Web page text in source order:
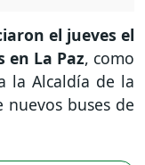
el jueves el
La Paz, como
la Alcaldía de la
buses de